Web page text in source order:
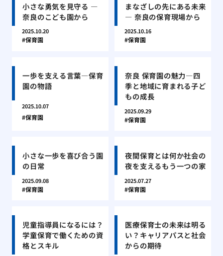
小さな勇気を見守る ―
奈良のこども園から
2025.10.20
保育園
まなざしの先にある未来
― 奈良の保育現場から
2025.10.16
保育園
一歩を支える言葉―保育
園の物語
2025.10.07
保育園
奈良 保育園の魅力―四
季と地域に育まれる子ど
もの成長
2025.09.29
保育園
小さな一歩を喜び合う園
の日常
2025.09.08
保育園
夜間保育とは何か社会の
夜を支えるもう一つの家
2025.07.27
保育園
児童指導員になるには？
学童保育で働くための資
格とスキル
医療保育士の未来は明る
い？キャリアパスと社会
からの期待